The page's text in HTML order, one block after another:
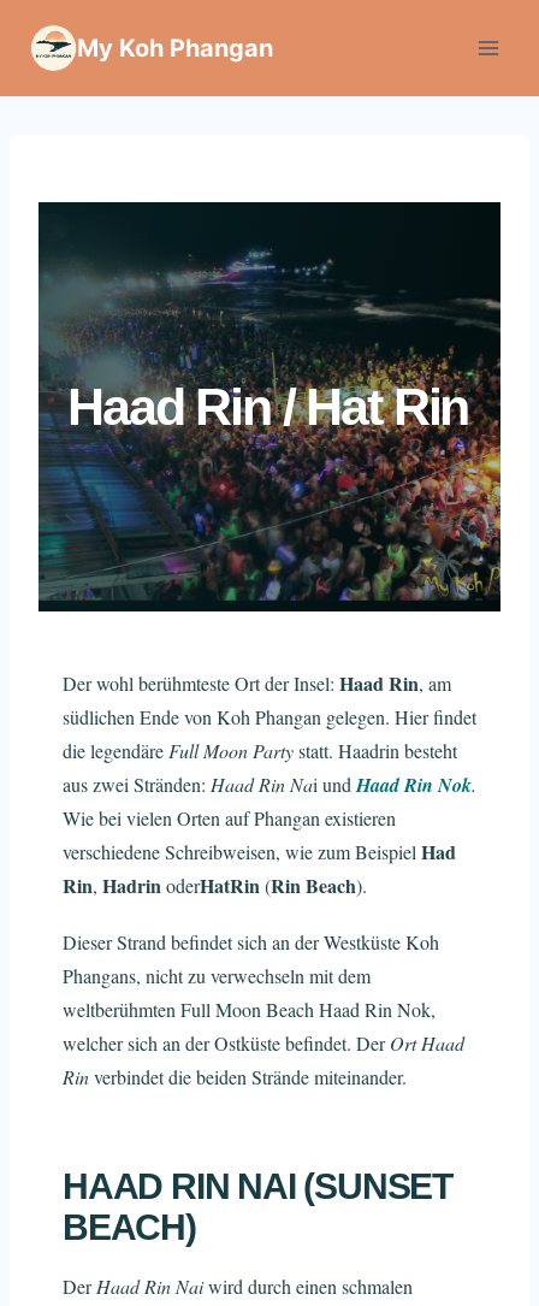
Inhalt
My Koh Phangan
Haad Rin / Hat Rin
Der wohl berühmteste Ort der Insel: Haad Rin, am
südlichen Ende von Koh Phangan gelegen. Hier findet
die legendäre Full Moon Partystatt. Haadrin besteht
aus zwei Stränden: Haad Rin Nai und Haad Rin Nok.
Wie bei vielen Orten auf Phangan existieren
verschiedene Schreibweisen, wie zum Beispiel Had
Rin, HadrinoderHatRin(Rin Beach).
Dieser Strand befindet sich an der Westküste Koh
Phangans, nicht zu verwechseln mit dem
weltberühmten Full Moon Beach Haad Rin Nok,
welcher sich an der Ostküste befindet. DerOrt Haad
Rinverbindet die beiden Strände miteinander.
HAAD RIN NAI (SUNSET
BEACH)
DerHaad Rin Naiwird durch einen schmalen